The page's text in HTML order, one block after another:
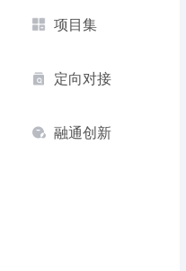
项目集
定向对接
融通创新